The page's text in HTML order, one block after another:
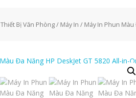
Thiết Bị Văn Phòng/ Máy In / Máy In Phun Màu